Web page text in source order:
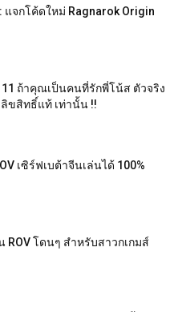
แจกโค้ดใหม่ Ragnarok Origin
11 ถ้าคุณเป็นคนที่รักพี่โน้ส ตัวจริง
ขสิทธิ์แท้ เท่านั้น !!
เซิร์ฟเบต้าจีนเล่นได้ 100%
โดนๆ สำหรับสาวกเกมส์